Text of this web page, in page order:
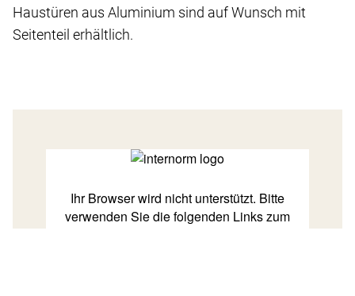
Haustüren aus Aluminium sind auf Wunsch mit
Seitenteil erhältlich.